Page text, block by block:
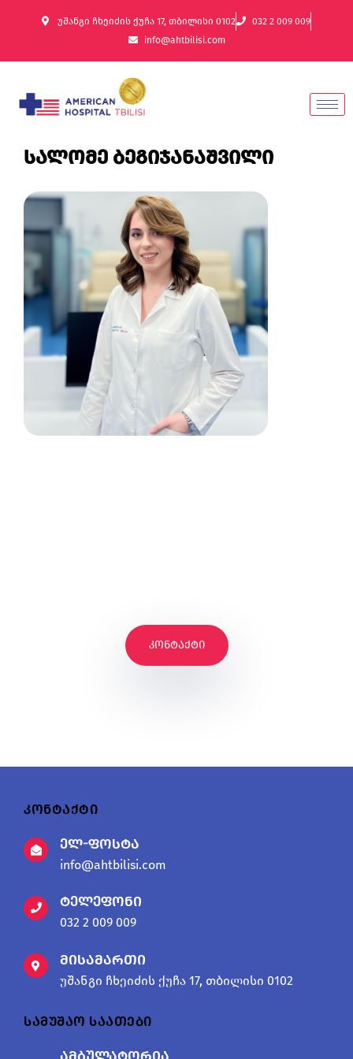
უშანგი ჩხეიძის ქუჩა 17, თბილისი 0102
032 2 009 009
info@ahtbilisi.com
სალომე ბეგიჯანაშვილი
კონტაქტი
კონტაქტი
ელ-ფოსტა
info@ahtbilisi.com
ტელეფონი
032 2 009 009
მისამართი
უშანგი ჩხეიძის ქუჩა 17, თბილისი 0102
სამუშაო საათები